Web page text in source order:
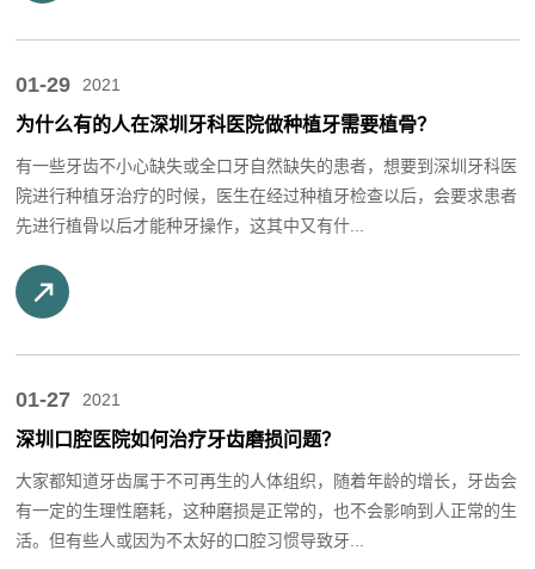
01-29 2021
为什么有的人在深圳牙科医院做种植牙需要植骨？
有一些牙齿不小心缺失或全口牙自然缺失的患者，想要到深圳牙科医
院进行种植牙治疗的时候，医生在经过种植牙检查以后，会要求患者
先进行植骨以后才能种牙操作，这其中又有什...
01-27 2021
深圳口腔医院如何治疗牙齿磨损问题？
大家都知道牙齿属于不可再生的人体组织，随着年龄的增长，牙齿会
有一定的生理性磨耗，这种磨损是正常的，也不会影响到人正常的生
活。但有些人或因为不太好的口腔习惯导致牙...